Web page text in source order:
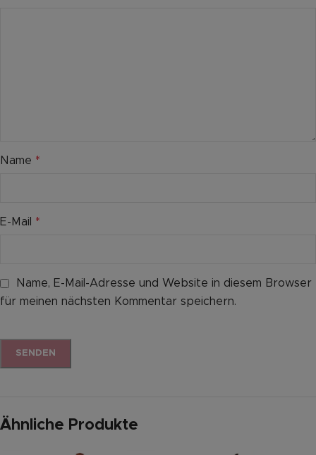
Name *
E-Mail *
Name, E-Mail-Adresse und Website in diesem Browser
für meinen nächsten Kommentar speichern.
Ähnliche Produkte